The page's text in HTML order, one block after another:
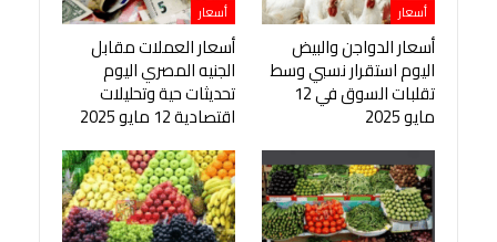
أسعار
أسعار الدواجن والبيض
اليوم استقرار نسبي وسط
تقلبات السوق في 12
مايو 2025
أسعار
أسعار العملات مقابل
الجنيه المصري اليوم
تحديثات حية وتحليلات
اقتصادية 12 مايو 2025